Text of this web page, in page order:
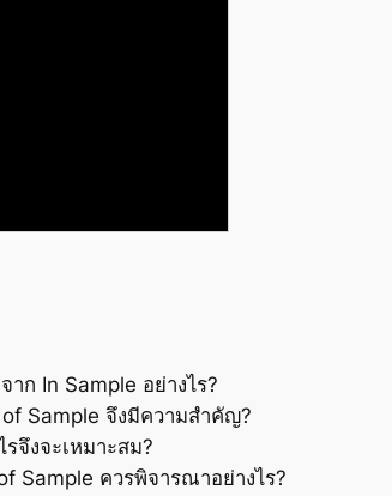
ก In Sample อย่างไร?
of Sample จึงมีความสำคัญ?
จึงจะเหมาะสม?
Sample ควรพิจารณาอย่างไร?